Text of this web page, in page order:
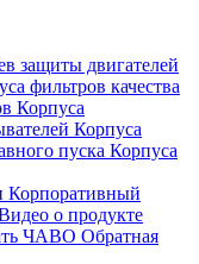
защиты двигателей
фильтров качества
Корпуса
Корпуса
пуска Корпуса
Корпоративный
о продукте
ЧАВО Обратная